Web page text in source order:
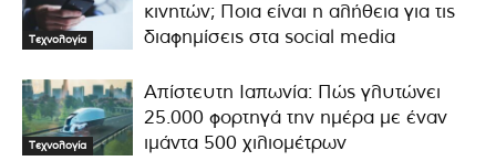
Τεχνολογία
κινητών; Ποια είναι η αλήθεια για τις
διαφημίσεις στα social media
Τεχνολογία
Απίστευτη Ιαπωνία: Πώς γλυτώνει
25.000 φορτηγά την ημέρα με έναν
ιμάντα 500 χιλιομέτρων